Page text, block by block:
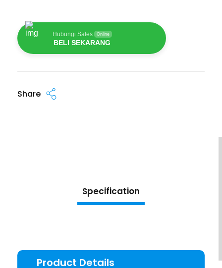
Hubungi Sales Online
BELI SEKARANG
Share
Specification